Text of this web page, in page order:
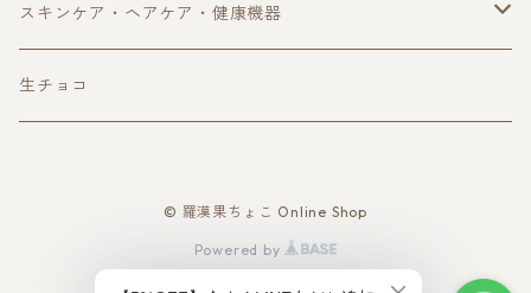
ギフトボックス
アウトレット
ハーブティー
自然食品
スキンケア・ヘアケア・健康機器
オイル・スキンケア用品
生チョコ
© 羅漢果ちょこ Online Shop
Powered by